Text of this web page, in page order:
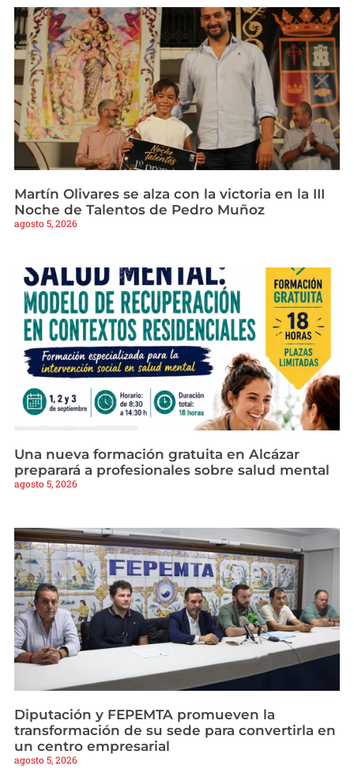
Martín Olivares se alza con la victoria en la III
Noche de Talentos de Pedro Muñoz
agosto 5, 2026
Una nueva formación gratuita en Alcázar
preparará a profesionales sobre salud mental
agosto 5, 2026
Diputación y FEPEMTA promueven la
transformación de su sede para convertirla en
un centro empresarial
agosto 5, 2026